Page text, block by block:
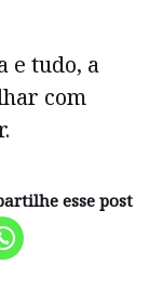
e tudo, a
com
esse post